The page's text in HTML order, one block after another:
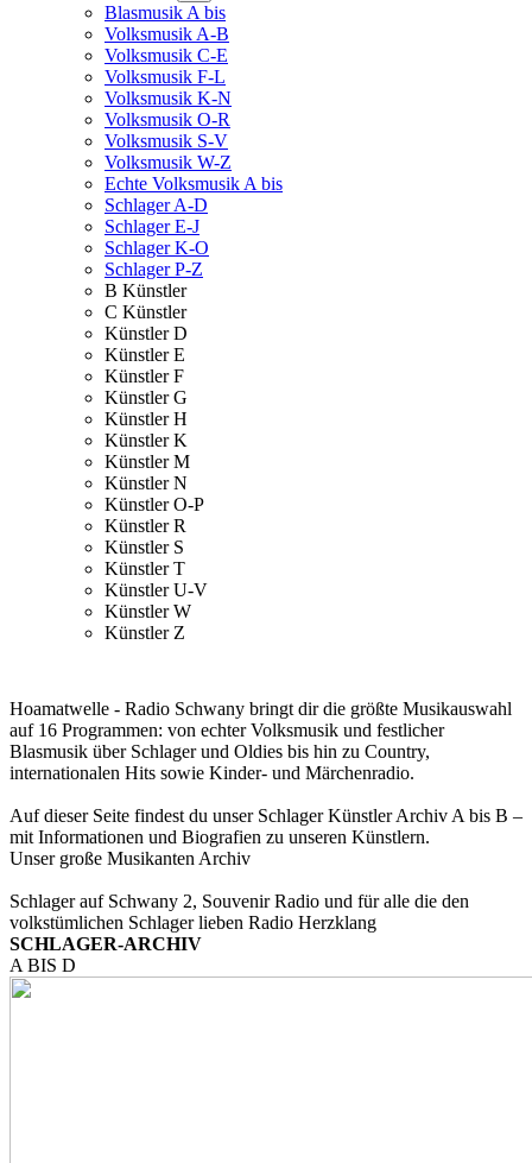
Blasmusik A bis
Volksmusik A-B
Volksmusik C-E
Volksmusik F-L
Volksmusik K-N
Volksmusik O-R
Volksmusik S-V
Volksmusik W-Z
Echte Volksmusik A bis
Schlager A-D
Schlager E-J
Schlager K-O
Schlager P-Z
B Künstler
C Künstler
Künstler D
Künstler E
Künstler F
Künstler G
Künstler H
Künstler K
Künstler M
Künstler N
Künstler O-P
Künstler R
Künstler S
Künstler T
Künstler U-V
Künstler W
Künstler Z
Hoamatwelle - Radio Schwany bringt dir die größte Musikauswahl
auf 16 Programmen: von echter Volksmusik und festlicher
Blasmusik über Schlager und Oldies bis hin zu Country,
internationalen Hits sowie Kinder- und Märchenradio.
Auf dieser Seite findest du unser Schlager Künstler Archiv A bis B –
mit Informationen und Biografien zu unseren Künstlern.
Unser große Musikanten Archiv
Schlager auf Schwany 2, Souvenir Radio und für alle die den
volkstümlichen Schlager lieben Radio Herzklang
SCHLAGER-ARCHIV
A BIS D